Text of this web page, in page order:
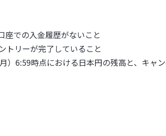
座での入金履歴がないこと
トリーが完了していること
6:59時点における日本円の残高と、キャ